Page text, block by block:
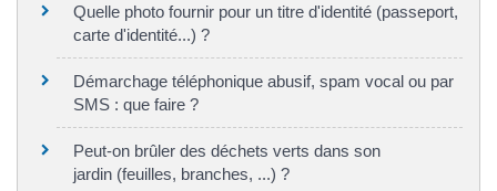
Quelle photo fournir pour un titre d'identité (passeport,
carte d'identité...) ?
Démarchage téléphonique abusif, spam vocal ou par
SMS : que faire ?
Peut-on brûler des déchets verts dans son
jardin (feuilles, branches, ...) ?